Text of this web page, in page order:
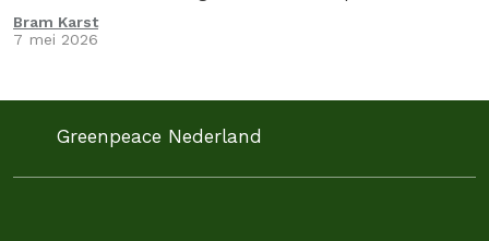
drie meter hoge zuil met daarop de oorlogswinst…
Bram Karst
7 mei 2026
Greenpeace Nederland